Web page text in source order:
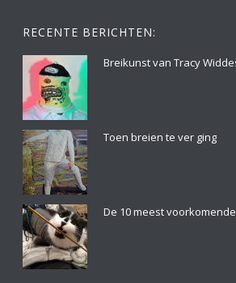
RECENTE BERICHTEN:
Breikunst van Tracy
Toen breien te ver ging
De 10 meest